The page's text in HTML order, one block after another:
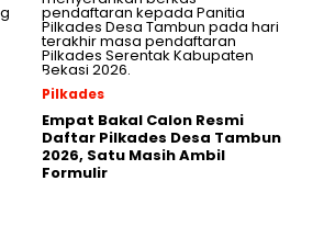
Pilkades
Empat Bakal Calon Resmi
Daftar Pilkades Desa Tambun
2026, Satu Masih Ambil
Formulir